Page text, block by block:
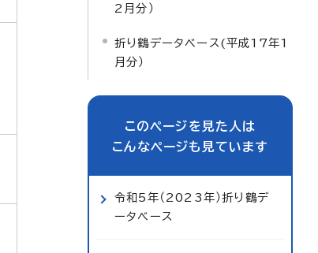
2月分）
折り鶴データベース(平成17年1
月分）
このページを見た人は
こんなページも見ています
令和5年（2023年）折り鶴デ
ータベース